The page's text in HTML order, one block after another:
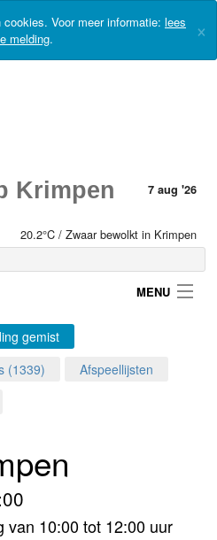
Voor meer informatie: lees
melding. ×
Krimpen 7 aug '26
20.2°C / Zwaar bewolkt in Krimpen
MENU
gemist
(1339)
Afspeellijsten
van 10:00 tot 12:00 uur